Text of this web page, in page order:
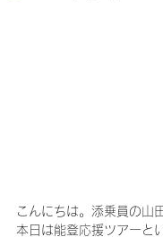
こんにちは。添乗員の山
本日は能登応援ツアーと